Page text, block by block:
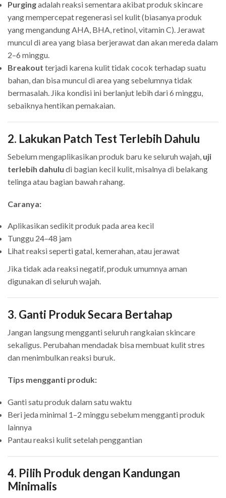
Purgingadalah reaksi sementara akibat produk skincare
yang mempercepat regenerasi sel kulit (biasanya produk
yang mengandung AHA, BHA, retinol, vitamin C). Jerawat
muncul di area yang biasa berjerawat dan akan mereda dalam
2–6 minggu.
Breakout terjadi karena kulit tidak cocok terhadap suatu
bahan, dan bisa muncul di area yang sebelumnya tidak
bermasalah. Jika kondisi ini berlanjut lebih dari 6 minggu,
sebaiknya hentikan pemakaian.
2. Lakukan Patch Test Terlebih Dahulu
Sebelum mengaplikasikan produk baru ke seluruh wajah, uji
terlebih dahulu di bagian kecil kulit, misalnya di belakang
telinga atau bagian bawah rahang.
Caranya:
Aplikasikan sedikit produk pada area kecil
Tunggu 24–48 jam
Lihat reaksi seperti gatal, kemerahan, atau jerawat
Jika tidak ada reaksi negatif, produk umumnya aman
digunakan di seluruh wajah.
3. Ganti Produk Secara Bertahap
Jangan langsung mengganti seluruh rangkaian skincare
sekaligus. Perubahan mendadak bisa membuat kulit stres
dan menimbulkan reaksi buruk.
Tips mengganti produk:
Ganti satu produk dalam satu waktu
Beri jeda minimal 1–2 minggu sebelum mengganti produk
lainnya
Pantau reaksi kulit setelah penggantian
4. Pilih Produk dengan Kandungan
Minimalis